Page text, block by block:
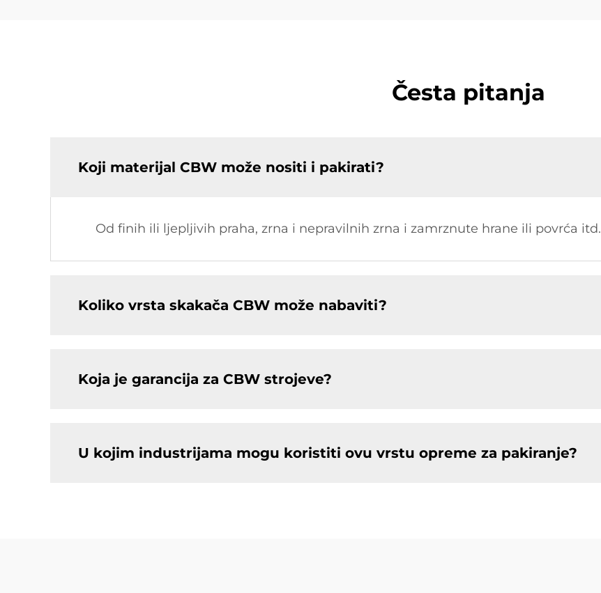
Česta pitanja
Koji materijal CBW može nositi i pakirati?
Od finih ili ljepljivih praha, zrna i nepravilnih zrna i zamrznute hrane ili povrća itd.
Koliko vrsta skakača CBW može nabaviti?
Koja je garancija za CBW strojeve?
U kojim industrijama mogu koristiti ovu vrstu opreme za pakiranje?